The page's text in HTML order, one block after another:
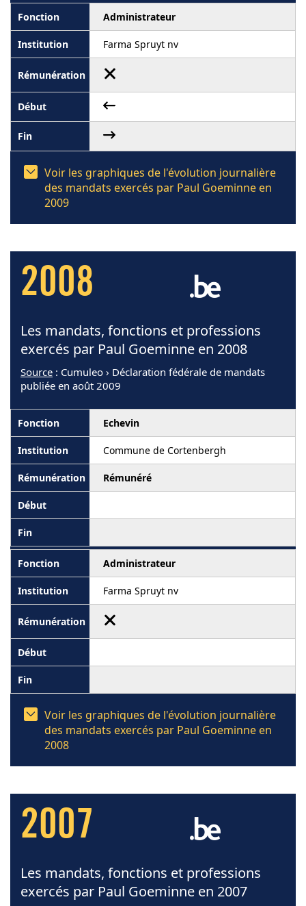
Administrateur
Farma Spruyt nv
Voir les graphiques de l'évolution journalière
des mandats exercés par Paul Goeminne en
2009
2008
Les mandats, fonctions et professions
exercés par Paul Goeminne en 2008
Source : Cumuleo › Déclaration fédérale de mandats
publiée en août 2009
Echevin
Commune de Cortenbergh
Rémunéré
Administrateur
Farma Spruyt nv
Voir les graphiques de l'évolution journalière
des mandats exercés par Paul Goeminne en
2008
2007
Les mandats, fonctions et professions
exercés par Paul Goeminne en 2007